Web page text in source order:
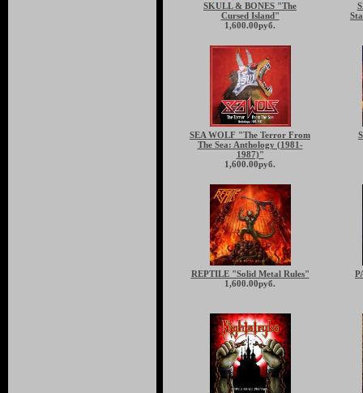
SKULL & BONES "The
Cursed Island"
1,600.00руб.
SEA WOLF "The Terror From
The Sea: Anthology (1981-
1987)"
1,600.00руб.
REPTILE "Solid Metal Rules"
1,600.00руб.